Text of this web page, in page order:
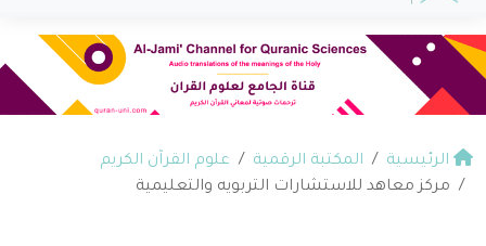
الرئيسية المكتبة الرقمية
علوم القرآن الكريم
مركز معاهد للاستشارات التربويه والتعليمية